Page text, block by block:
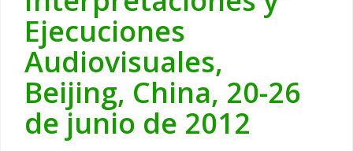
Ejecuciones
Audiovisuales,
Beijing, China, 20-26
de junio de 2012